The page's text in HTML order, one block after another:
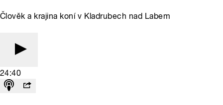
Člověk a krajina koní v Kladrubech nad Labem
24:40